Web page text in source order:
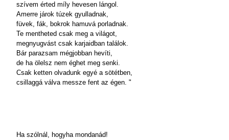
szívem érted míly hevesen lángol.
Amerre járok túzek gyulladnak,
füvek, fák, bokrok hamuvá porladnak.
Te mentheted csak meg a világot,
megnyugvást csak karjaidban találok.
Bár parazsam mégjobban hevíti,
de ha ölelsz nem éghet meg senki.
Csak ketten olvadunk egyé a sötétben,
csillaggá válva messze fent az égen. "
Ha szólnál, hogyha mondanád!